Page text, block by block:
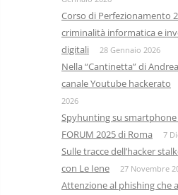
Corso di Perfezionamento
criminalità informatica e
digitali
28 Gennaio 2026
Nella “Cantinetta” di
canale Youtube hackerato
2026
Spyhunting su smartphone
FORUM 2025 di Roma
7
Sulle tracce dell’hacker
con Le Iene
27 Novembre
Attenzione al phishing che